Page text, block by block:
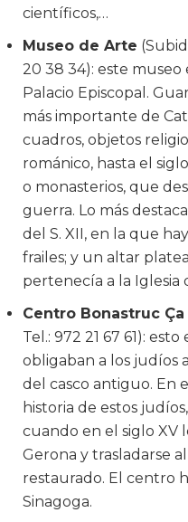
científicos,…
Museo de Arte
20 38 34): este
Palacio Episcopal.
más importante de
cuadros, objetos
románico, hasta el
o monasterios, que
guerra. Lo más
del S. XII, en la que
frailes; y un altar
pertenecía a la Iglesia
Centro Bonastruc Ça
Tel.: 972 21 67 61):
obligaban a los judíos
del casco antiguo. En
historia de estos
cuando en el siglo XV
Gerona y trasladarse
restaurado. El centro
Sinagoga.